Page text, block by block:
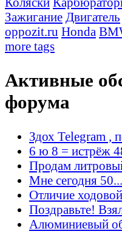
Зажигание Двигатель
oppozit.ru Honda
more tags
Активные
форума
Здох Telegram ,
6 ю 8 = истрёж
Продам
Мне сегодня 50...
Отличие
Поздравьте!
Алюминиевый